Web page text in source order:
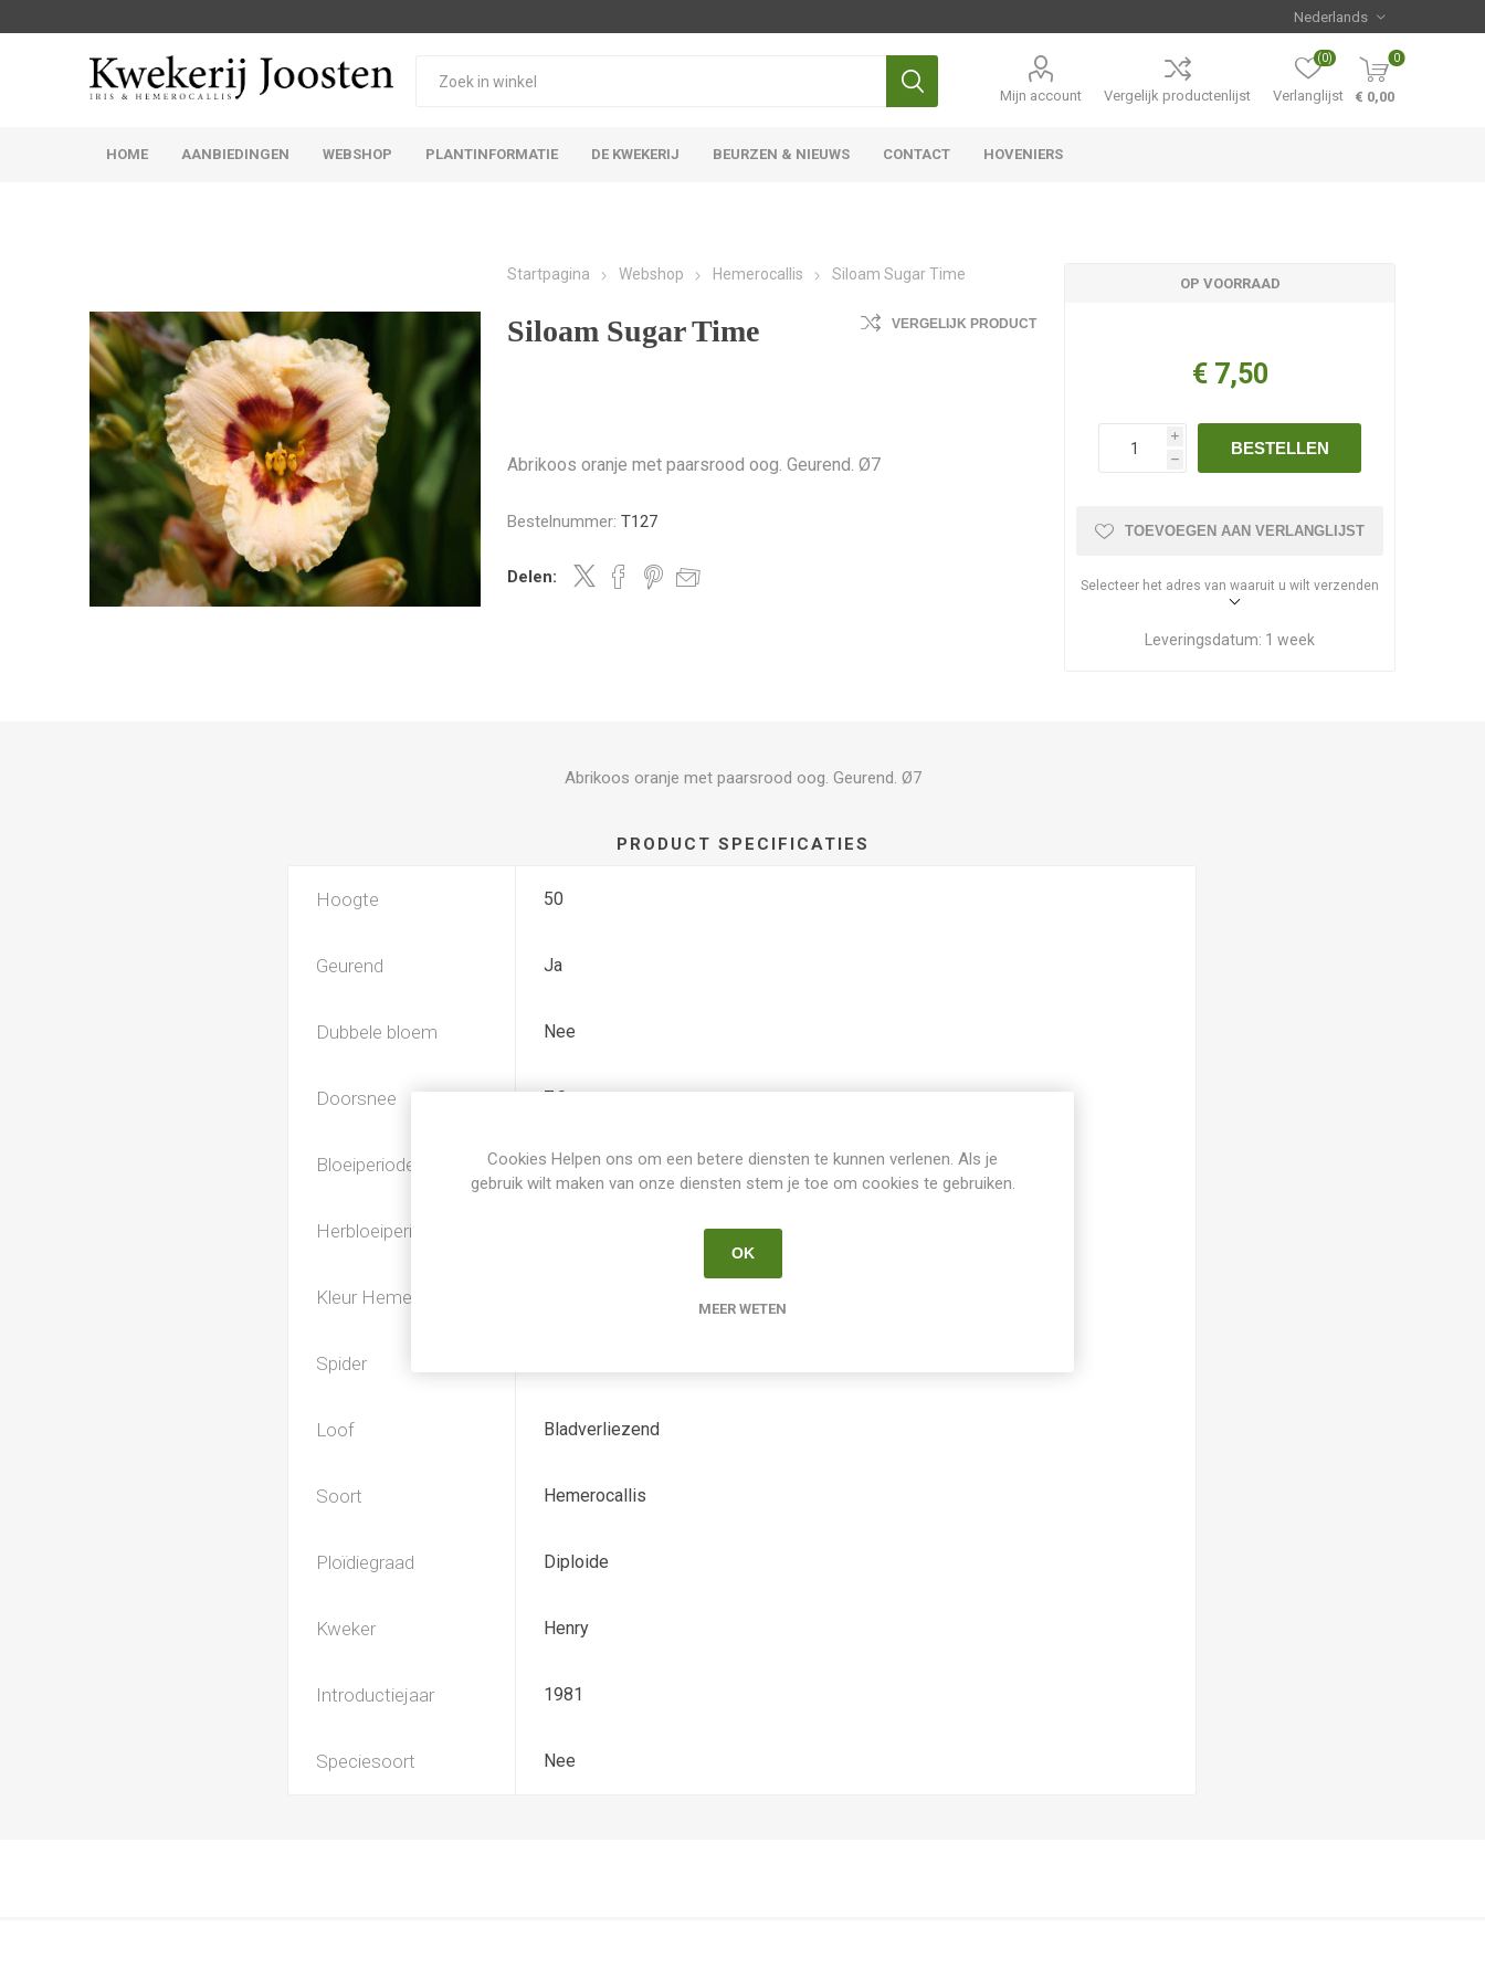
Mijn account Vergelijk productenlijst Verlanglijst
(0) 0
€ 0,00
HOME AANBIEDINGEN WEBSHOP PLANTINFORMATIE DE KWEKERIJ BEURZEN & NIEUWS CONTACT HOVENIERS
Startpagina Webshop Hemerocallis Siloam Sugar Time
Siloam Sugar Time VERGELIJK PRODUCT
Abrikoos oranje met paarsrood oog. Geurend. Ø7
Bestelnummer: T127
Delen:
OP VOORRAAD
€ 7,50
i
h
BESTELLEN
TOEVOEGEN AAN VERLANGLIJST
Selecteer het adres van waaruit u wilt verzenden
Leveringsdatum: 1 week
Abrikoos oranje met paarsrood oog. Geurend. Ø7
PRODUCT SPECIFICATIES
Hoogte 50
Geurend Ja
Dubbele bloem Nee
Doorsnee 7.0
Bloeiperiode Juli
Herbloeiperiode
Kleur Hemerocallis
Spider
Loof Bladverliezend
Soort Hemerocallis
Ploïdiegraad Diploide
Kweker Henry
Introductiejaar 1981
Speciesoort Nee
Cookies Helpen ons om een betere diensten te kunnen verlenen. Als je
gebruik wilt maken van onze diensten stem je toe om cookies te gebruiken.
OK
MEER WETEN